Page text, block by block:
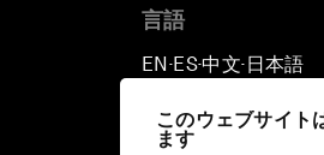
このウェブサイト
ます
言語
EN ▪ ES▪中文▪ 日本語